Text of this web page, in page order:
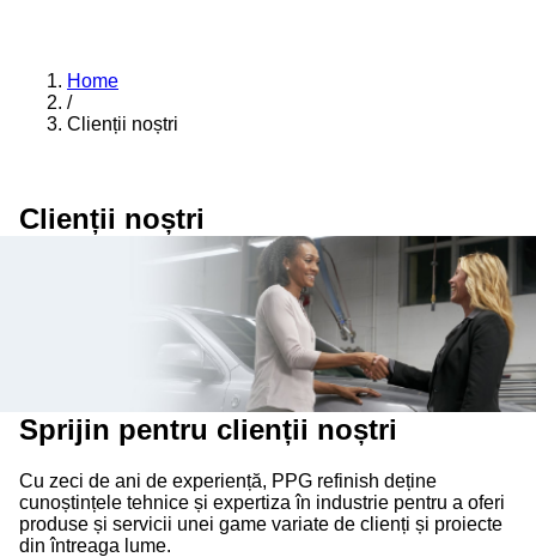
Home
/
Clienții noștri
Clienții noștri
Sprijin pentru clienții noștri
Cu zeci de ani de experiență, PPG refinish deține
cunoștințele tehnice și expertiza în industrie pentru a oferi
produse și servicii unei game variate de clienți și proiecte
din întreaga lume.